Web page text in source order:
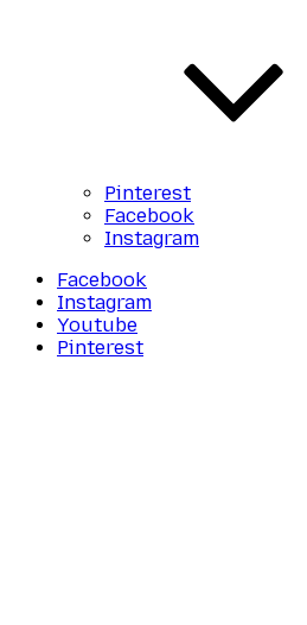
Pinterest
Facebook
Instagram
Facebook
Instagram
Youtube
Pinterest